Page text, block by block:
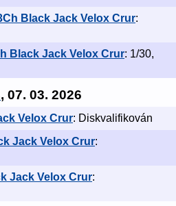
Black Jack Velox Crur:
Black Jack Velox Crur: 1/30,
, 07. 03. 2026
Velox Crur: Diskvalifikován
Jack Velox Crur:
Jack Velox Crur: